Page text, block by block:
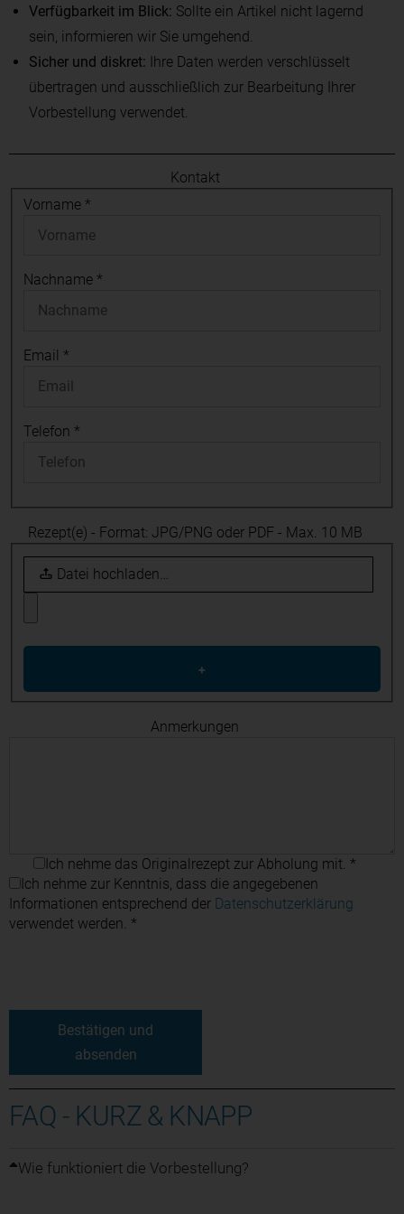
Verfügbarkeit im Blick: Sollte ein Artikel nicht lagernd
sein, informieren wir Sie umgehend.
Sicher und diskret: Ihre Daten werden verschlüsselt
übertragen und ausschließlich zur Bearbeitung Ihrer
Vorbestellung verwendet.
Kontakt
Vorname *
Nachname *
Email *
Telefon *
Rezept(e) - Format: JPG/PNG oder PDF - Max. 10 MB
Datei hochladen…
+
Anmerkungen
Ich nehme das Originalrezept zur Abholung mit. *
Ich nehme zur Kenntnis, dass die angegebenen
Informationen entsprechend der Datenschutzerklärung
verwendet werden. *
Bestätigen und
absenden
FAQ - KURZ & KNAPP
Wie funktioniert die Vorbestellung?